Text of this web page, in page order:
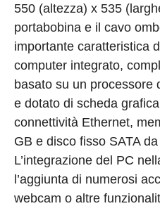
550 (altezza) x 535
portabobina e il cavo
importante caratteristica
computer integrato,
basato su un processore
e dotato di scheda
connettività Ethernet,
GB e disco fisso SATA
L’integrazione del PC
l’aggiunta di numerosi
webcam o altre